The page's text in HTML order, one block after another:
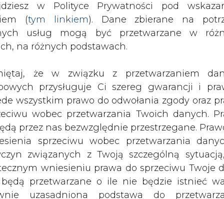
w Polityce Prywatności pod
(tym linkiem). Dane zbierane na
usług mogą być przetwarzane w
na różnych podstawach.
że w związku z przetwarzaniem
przysługuje Ci szereg gwarancji i
wszystkim prawo do odwołania zgody oraz
wobec przetwarzania Twoich danych.
przez nas bezwzględnie przestrzegane.
sprzeciwu wobec przetwarzania
związanych z Twoją szczególną
wniesieniu prawa do sprzeciwu Twoje
przetwarzane o ile nie będzie istnieć
uzasadniona podstawa do
dla ZE PAK od zalecenia
na poziomie 26,5 zł.
28,02 zł.
Artykuł powstał bez wsparcia narzędzi sztucznej
inteligencji. Wydawca portalu CIRE zgadza się na
publikacji do szkoleń treningowych LLM.